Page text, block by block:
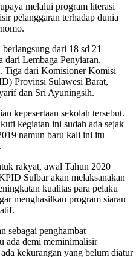
melalui program literasi
pelanggaran terhadap dunia
dari 18 sd 21
dari Lembaga Penyiaran,
Tiga dari Komisioner Komisi
Provinsi Sulawesi Barat,
dan Sri Ayuningsih.
kepesertaan sekolah tersebut.
kegiatan ini sudah ada sejak
namun baru kali ini itu
rakyat, awal Tahun 2020
Sulbar akan melaksanakan
kualitas para pelaku
menghasilkan program siaran
sebagai penghambat
ada demi meminimalisir
kekurangan yang belum diatur